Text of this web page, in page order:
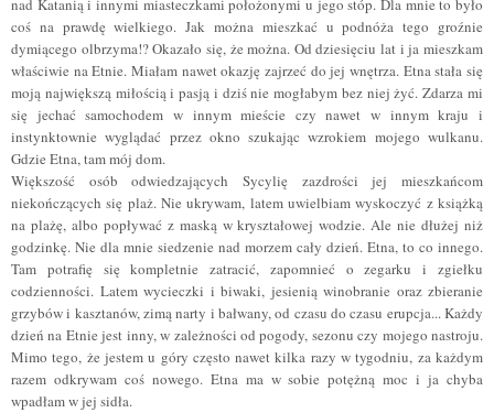
nad Katanią i innymi miasteczkami położonymi u jego stóp. Dla mnie to było
coś na prawdę wielkiego. Jak można mieszkać u podnóża tego groźnie
dymiącego olbrzyma!? Okazało się, że można. Od dziesięciu lat i ja mieszkam
właściwie na Etnie. Miałam nawet okazję zajrzeć do jej wnętrza. Etna stała się
moją największą miłością i pasją i dziś nie mogłabym bez niej żyć. Zdarza mi
się jechać samochodem w innym mieście czy nawet w innym kraju i
instynktownie wyglądać przez okno szukając wzrokiem mojego wulkanu.
Gdzie Etna, tam mój dom.
Większość osób odwiedzających Sycylię zazdrości jej mieszkańcom
niekończących się plaż. Nie ukrywam, latem uwielbiam wyskoczyć z książką
na plażę, albo popływać z maską w kryształowej wodzie. Ale nie dłużej niż
godzinkę. Nie dla mnie siedzenie nad morzem cały dzień. Etna, to co innego.
Tam potrafię się kompletnie zatracić, zapomnieć o zegarku i zgiełku
codzienności. Latem wycieczki i biwaki, jesienią winobranie oraz zbieranie
grzybów i kasztanów, zimą narty i bałwany, od czasu do czasu erupcja... Każdy
dzień na Etnie jest inny, w zależności od pogody, sezonu czy mojego nastroju.
Mimo tego, że jestem u góry często nawet kilka razy w tygodniu, za każdym
razem odkrywam coś nowego. Etna ma w sobie potężną moc i ja chyba
wpadłam w jej sidła.